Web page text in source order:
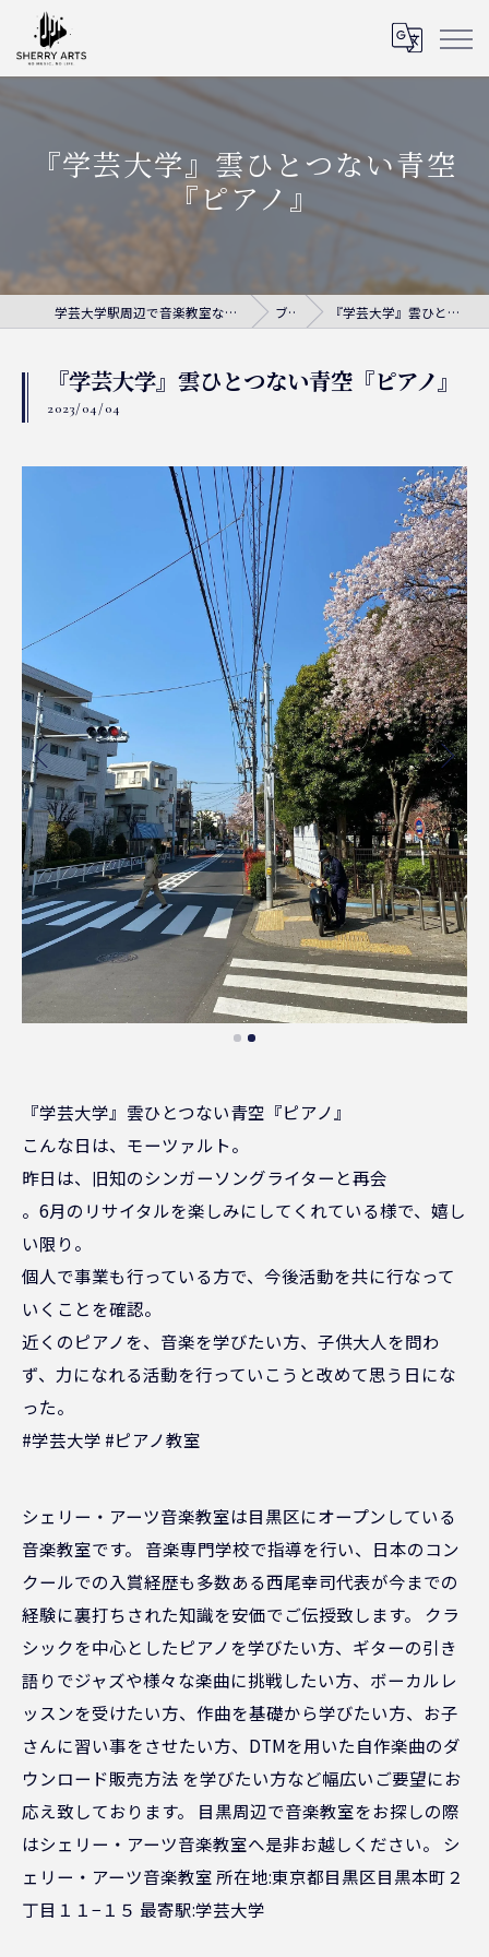
『学芸大学』雲ひとつない青空
『ピアノ』
学芸大学駅周辺で音楽教室ならシェリー・アーツ音楽教室 ブログ 『学芸大学』雲ひとつない青空『ピアノ』
『学芸大学』雲ひとつない青空『ピアノ』
2023/04/04
『学芸大学』雲ひとつない青空『ピアノ』
こんな日は、モーツァルト。
昨日は、旧知のシンガーソングライターと再会
。6月のリサイタルを楽しみにしてくれている様で、嬉し
い限り。
個人で事業も行っている方で、今後活動を共に行なって
いくことを確認。
近くのピアノを、音楽を学びたい方、子供大人を問わ
ず、力になれる活動を行っていこうと改めて思う日にな
った。
#学芸大学 #ピアノ教室
シェリー・アーツ音楽教室は目黒区にオープンしている
音楽教室です。 音楽専門学校で指導を行い、日本のコン
クールでの入賞経歴も多数ある西尾幸司代表が今までの
経験に裏打ちされた知識を安価でご伝授致します。 クラ
シックを中心としたピアノを学びたい方、ギターの引き
語りでジャズや様々な楽曲に挑戦したい方、ボーカルレ
ッスンを受けたい方、作曲を基礎から学びたい方、お子
さんに習い事をさせたい方、DTMを用いた自作楽曲のダ
ウンロード販売方法 を学びたい方など幅広いご要望にお
応え致しております。 目黒周辺で音楽教室をお探しの際
はシェリー・アーツ音楽教室へ是非お越しください。 シ
ェリー・アーツ音楽教室 所在地:東京都目黒区目黒本町２
丁目１１−１５ 最寄駅:学芸大学